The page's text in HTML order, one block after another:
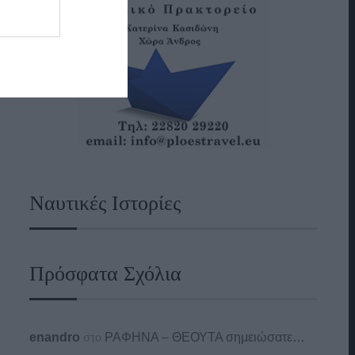
Ναυτικές Ιστορίες
Πρόσφατα Σχόλια
enandro στο ΡΑΦΗΝΑ – ΘΕΟΥΤΑ σημειώσατε…